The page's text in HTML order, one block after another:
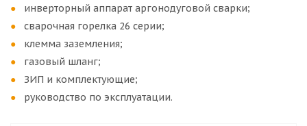
инверторный аппарат аргонодуговой сварки;
сварочная горелка 26 серии;
клемма заземления;
газовый шланг;
ЗИП и комплектующие;
руководство по эксплуатации.